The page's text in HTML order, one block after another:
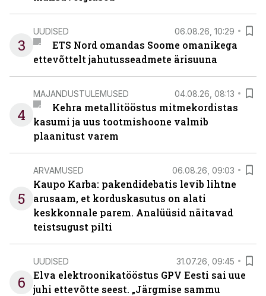
3
UUDISED 06.08.26, 10:29
ETS Nord omandas Soome omanikega
ettevõttelt jahutusseadmete ärisuuna
4
MAJANDUSTULEMUSED 04.08.26, 08:13
Kehra metallitööstus mitmekordistas
kasumi ja uus tootmishoone valmib
plaanitust varem
5
ARVAMUSED 06.08.26, 09:03
Kaupo Karba: pakendidebatis levib lihtne
arusaam, et korduskasutus on alati
keskkonnale parem. Analüüsid näitavad
teistsugust pilti
6
UUDISED 31.07.26, 09:45
Elva elektroonikatööstus GPV Eesti sai uue
juhi ettevõtte seest. „Järgmise sammu